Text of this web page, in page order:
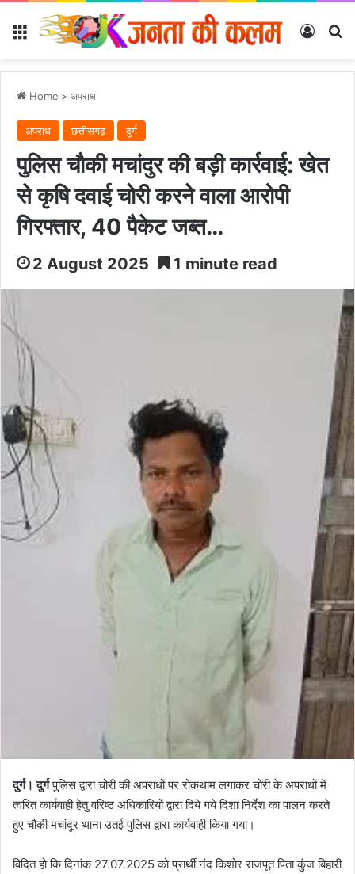
Menu Log In
Home > अपराध
अपराध छत्तीसगढ़ दुर्ग
पुलिस चौकी मचांदुर की बड़ी कार्रवाई: खेत
से कृषि दवाई चोरी करने वाला आरोपी
गिरफ्तार, 40 पैकेट जब्त…
2 August 2025 1 minute read
दुर्ग। दुर्गपुलिस द्वारा चोरी की अपराधों पर रोकथाम लगाकर चोरी के अपराधों में
त्वरित कार्यवाही हेतु वरिष्ठ अधिकारियों द्वारा दिये गये दिशा निर्देश का पालन करते
हुए चौकी मचांदूर थाना उतई पुलिस द्वारा कार्यवाही किया गया।
विदित हो कि दिनांक 27.07.2025 को प्रार्थी नंद किशोर राजपूत पिता कुंज बिहारी